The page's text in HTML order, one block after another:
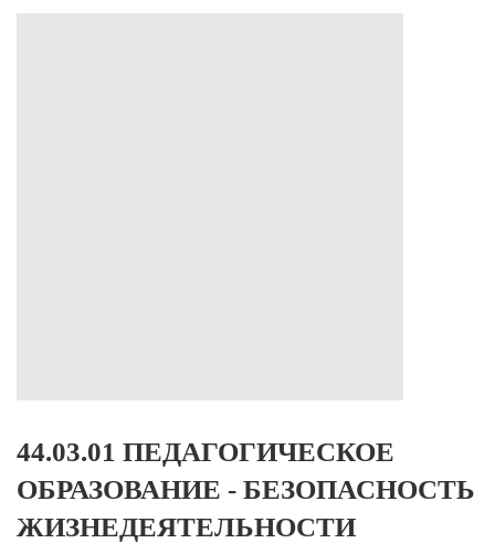
44.03.01 ПЕДАГОГИЧЕСКОЕ
ОБРАЗОВАНИЕ - БЕЗОПАСНОСТЬ
ЖИЗНЕДЕЯТЕЛЬНОСТИ